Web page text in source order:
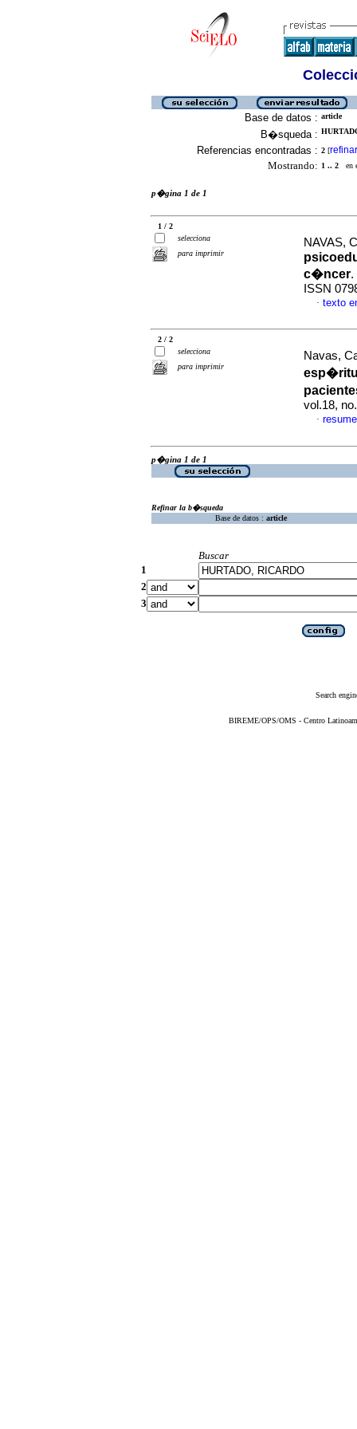
Base de datos : article
B�squeda :
Referencias encontradas : 2 [refinar
Mostrando: 1 .. 2 en
p�gina 1 de 1
1 / 2
selecciona
para imprimir
NAVAS,
c�ncer.
ISSN
· texto
2 / 2
selecciona
para imprimir
Navas,
vol.18,
·
p�gina 1 de 1
Refinar la b�squeda
Base de datos : article
Buscar
1
2
3
Search
BIREME/OPS/OMS - Centro